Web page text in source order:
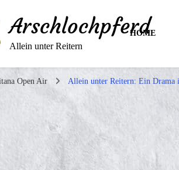
Arschlochpferd
Allein unter Reitern
HOME
Open Air Allein unter Reitern: Ein Drama